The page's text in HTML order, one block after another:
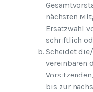
nächsten
Ersatzwahl
schriftlich
Scheidet
vereinbaren
bis zur